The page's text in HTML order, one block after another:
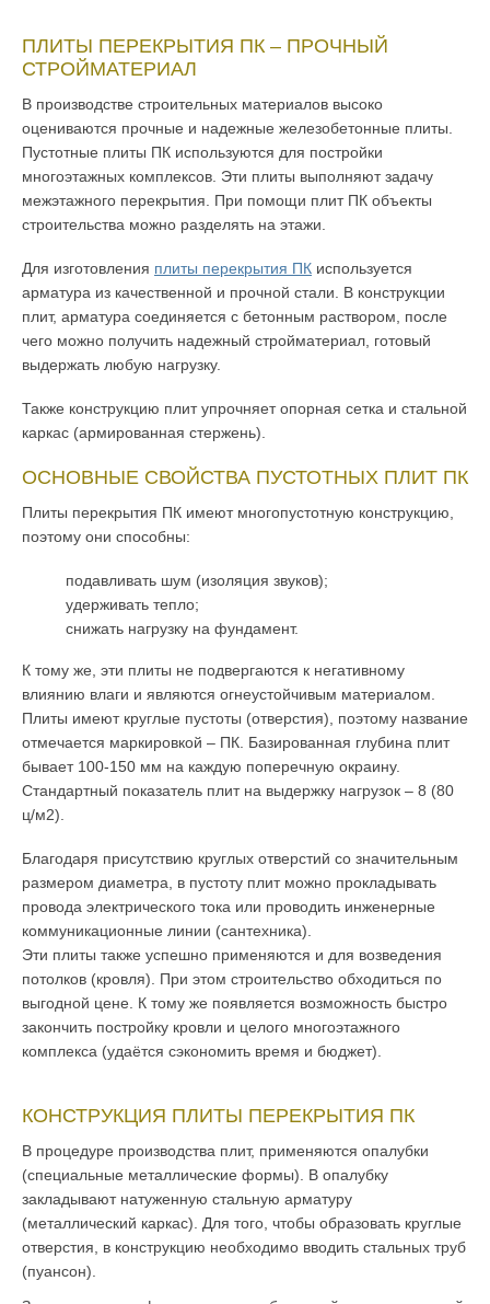
ПЛИТЫ ПЕРЕКРЫТИЯ ПК – ПРОЧНЫЙ
СТРОЙМАТЕРИАЛ
В производстве строительных материалов высоко
оцениваются прочные и надежные железобетонные плиты.
Пустотные плиты ПК используются для постройки
многоэтажных комплексов. Эти плиты выполняют задачу
межэтажного перекрытия. При помощи плит ПК объекты
строительства можно разделять на этажи.
Для изготовления плиты перекрытия ПК используется
арматура из качественной и прочной стали. В конструкции
плит, арматура соединяется с бетонным раствором, после
чего можно получить надежный стройматериал, готовый
выдержать любую нагрузку.
Также конструкцию плит упрочняет опорная сетка и стальной
каркас (армированная стержень).
ОСНОВНЫЕ СВОЙСТВА ПУСТОТНЫХ ПЛИТ ПК
Плиты перекрытия ПК имеют многопустотную конструкцию,
поэтому они способны:
подавливать шум (изоляция звуков);
удерживать тепло;
снижать нагрузку на фундамент.
К тому же, эти плиты не подвергаются к негативному
влиянию влаги и являются огнеустойчивым материалом.
Плиты имеют круглые пустоты (отверстия), поэтому название
отмечается маркировкой – ПК. Базированная глубина плит
бывает 100-150 мм на каждую поперечную окраину.
Стандартный показатель плит на выдержку нагрузок – 8 (80
ц/м2).
Благодаря присутствию круглых отверстий со значительным
размером диаметра, в пустоту плит можно прокладывать
провода электрического тока или проводить инженерные
коммуникационные линии (сантехника).
Эти плиты также успешно применяются и для возведения
потолков (кровля). При этом строительство обходиться по
выгодной цене. К тому же появляется возможность быстро
закончить постройку кровли и целого многоэтажного
комплекса (удаётся сэкономить время и бюджет).
КОНСТРУКЦИЯ ПЛИТЫ ПЕРЕКРЫТИЯ ПК
В процедуре производства плит, применяются опалубки
(специальные металлические формы). В опалубку
закладывают натуженную стальную арматуру
(металлический каркас). Для того, чтобы образовать круглые
отверстия, в конструкцию необходимо вводить стальных труб
(пуансон).